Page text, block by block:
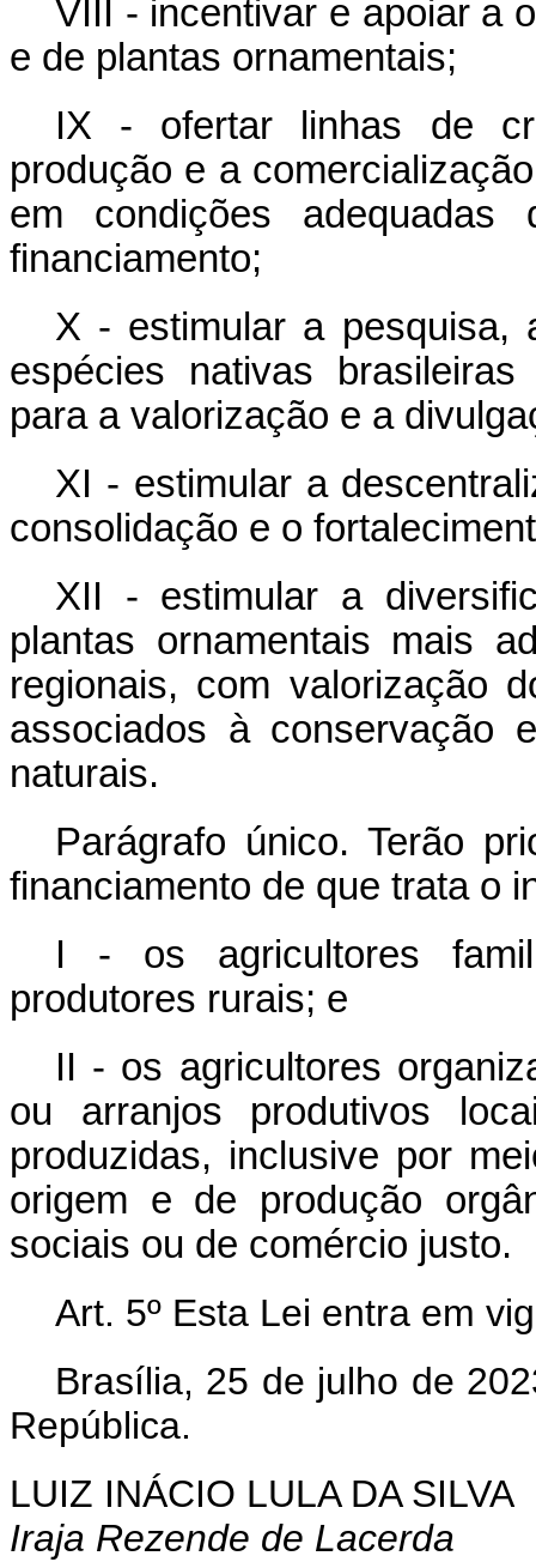
VIII - incentivar e apoiar a
e de plantas ornamentais;
IX - ofertar linhas de
produção e a
em condições
financiamento;
X - estimular a pesquisa,
espécies nativas
para a valorização e a
XI - estimular a
consolidação e o
XII - estimular a
plantas ornamentais mais
regionais, com valorização
associados à conservação
naturais.
Parágrafo único. Terão
financiamento de que trata o
I - os agricultores
produtores rurais; e
II - os agricultores
ou arranjos produtivos
produzidas, inclusive por
origem e de produção
sociais ou de comércio justo.
Art. 5º Esta Lei entra em
Brasília, 25 de julho de
República.
LUIZ INÁCIO LULA DA SILVA
Iraja Rezende de Lacerda